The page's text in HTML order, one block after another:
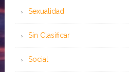
Sexualidad
Sin Clasificar
Social